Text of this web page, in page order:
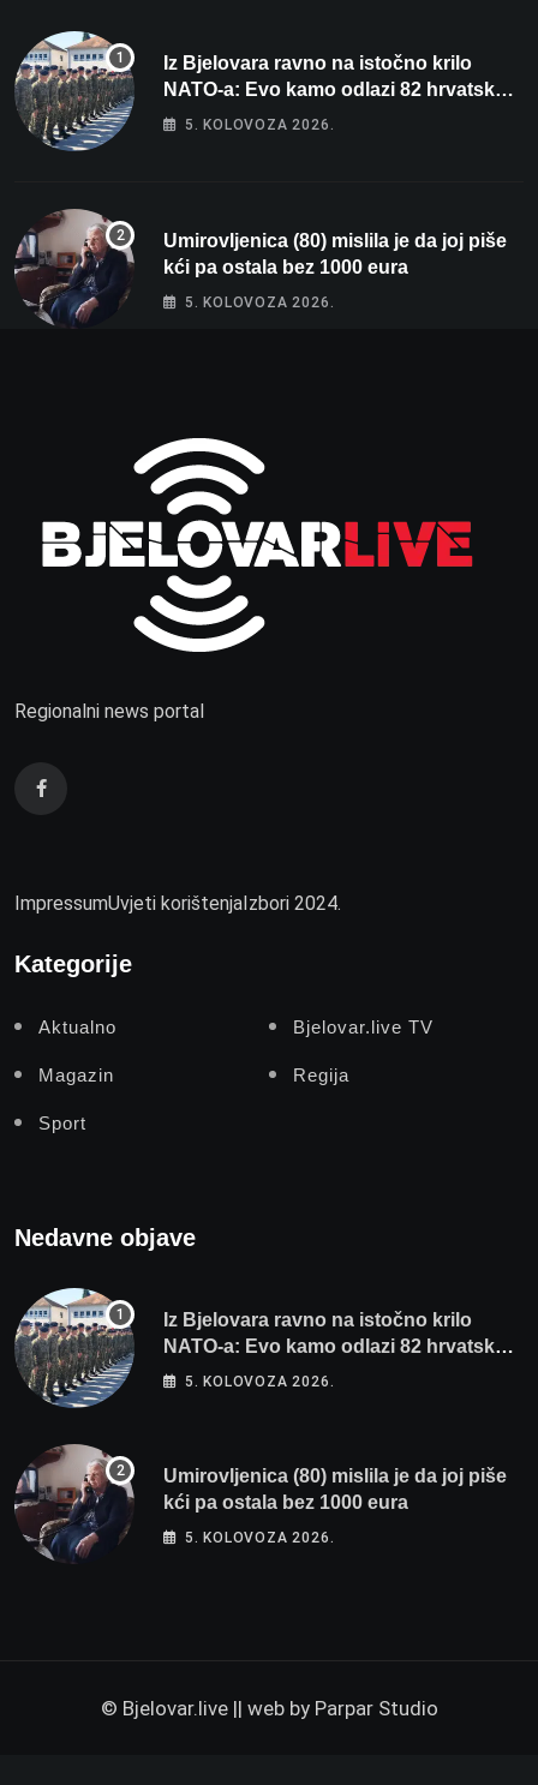
Iz Bjelovara ravno na istočno krilo
NATO-a: Evo kamo odlazi 82 hrvatska
vojnika i 6 vojnikinja
5. KOLOVOZA 2026.
Umirovljenica (80) mislila je da joj piše
kći pa ostala bez 1000 eura
5. KOLOVOZA 2026.
Regionalni news portal
ImpressumUvjeti korištenjaIzbori 2024.
Kategorije
Aktualno Bjelovar.live TV
Magazin Regija
Sport
Nedavne objave
Iz Bjelovara ravno na istočno krilo
NATO-a: Evo kamo odlazi 82 hrvatska
vojnika i 6 vojnikinja
5. KOLOVOZA 2026.
Umirovljenica (80) mislila je da joj piše
kći pa ostala bez 1000 eura
5. KOLOVOZA 2026.
© Bjelovar.live || web by Parpar Studio